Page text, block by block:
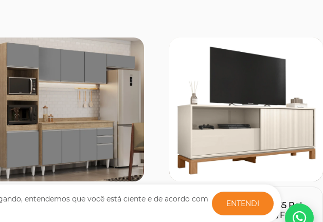
entendemos que você está ciente e de acordo com
ENTENDI
Armário de Cozinha Modulada
Comprar
Rack Bancada Para TV 55 Pol
150cm Lucca Off White/Freijó
Comprar